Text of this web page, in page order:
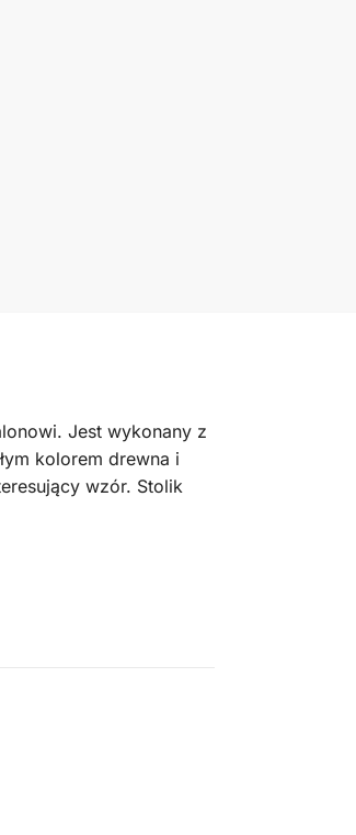
Jest wykonany z
kolorem drewna i
wzór. Stolik